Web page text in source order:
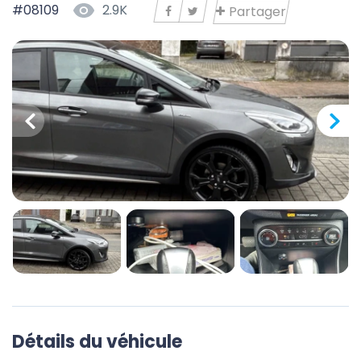
#08109 2.9K Partager
Détails du véhicule